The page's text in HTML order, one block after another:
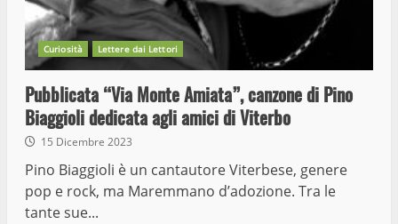
Curiosità Lettere dai Lettori
Pubblicata “Via Monte Amiata”, canzone di Pino
Biaggioli dedicata agli amici di Viterbo
15 Dicembre 2023
Pino Biaggioli è un cantautore Viterbese, genere
pop e rock, ma Maremmano d’adozione. Tra le
tante sue...